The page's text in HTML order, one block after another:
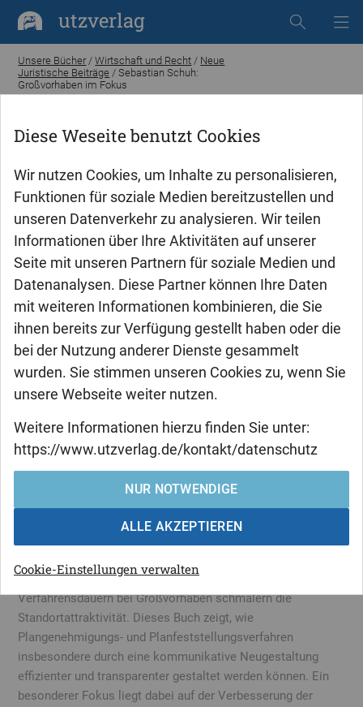
Diese Weseite benutzt Cookies
Wir nutzen Cookies, um Inhalte zu personalisieren,
Funktionen für soziale Medien bereitzustellen und
unseren Datenverkehr zu analysieren. Wir teilen
Informationen über Ihre Aktivitäten auf unserer
Seite mit unseren Partnern für soziale Medien und
Datenanalysen. Diese Partner können Ihre Daten
mit weiteren Informationen kombinieren, die Sie
ihnen bereits zur Verfügung gestellt haben oder die
bei der Nutzung anderer Dienste gesammelt
wurden. Sie stimmen unseren Cookies zu, wenn Sie
unsere Webseite weiter nutzen.
Weitere Informationen hierzu finden Sie unter:
https://www.utzverlag.de/kontakt/datenschutz
NUR NOTWENDIGE
ALLE AKZEPTIEREN
Cookie-Einstellungen verwalten
utzverlag
Unsere Bücher /Wirtschaft und Recht / Neue
Juristische Beiträge / Sebastian Schuh:
Großvorhaben im Fokus
Sebastian Schuh
Großvorhaben im Fokus
Möglichkeiten und Grenzen der
Beschleunigung im Allgemeinen
Planfeststellungsrecht
anderen Industrie- und Schwellenländern. Die langen
Verfahrensdauern bei Großvorhaben schmälern die
Standortattraktivität. Dieses Buch zeigt, wie
Plangenehmigungs- und Planfeststellungsverfahren
insbesondere durch eine kommunikative Neugestaltung
effizienter und transparenter gestaltet werden können. Ein
besonderer Fokus liegt dabei auf der Verbesserung der